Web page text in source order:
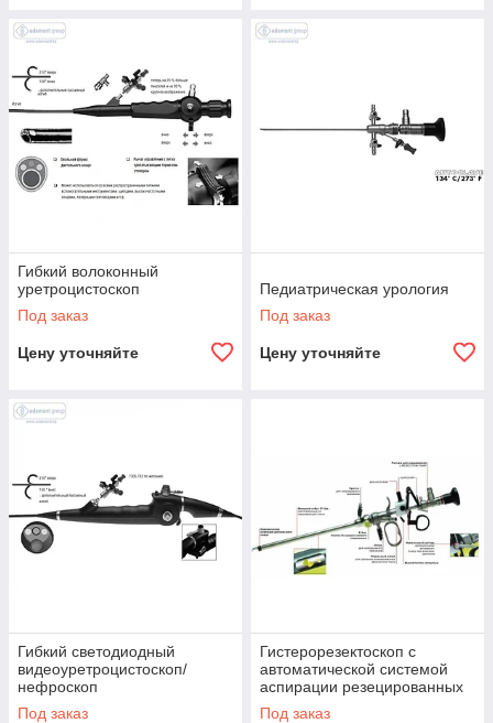
Гибкий волоконный
уретроцистоскоп
Под заказ
Цену уточняйте
Педиатрическая урология
Под заказ
Цену уточняйте
Гибкий светодиодный
видеоуретроцистоскоп/
нефроскоп
Под заказ
Гистерорезектоскоп с
автоматической системой
аспирации резецированных
фрагментов ткани
Под заказ